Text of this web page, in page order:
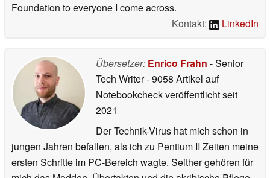
Foundation to everyone I come across.
Kontakt:
LinkedIn
Übersetzer: Enrico Frahn - Senior
Tech Writer- 9058 Artikel auf
Notebookcheck veröffentlichtseit
2021
Der Technik-Virus hat mich schon in
jungen Jahren befallen, als ich zu Pentium II Zeiten meine
ersten Schritte im PC-Bereich wagte. Seither gehören für